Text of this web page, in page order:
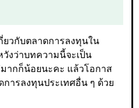
ยวกับตลาดการลงทุนใน
งว่าบทความนี้จะเป็น
ากก็น้อยนะคะ แล้วโอกาส
ารลงทุนประเทศอื่น ๆ ด้วย